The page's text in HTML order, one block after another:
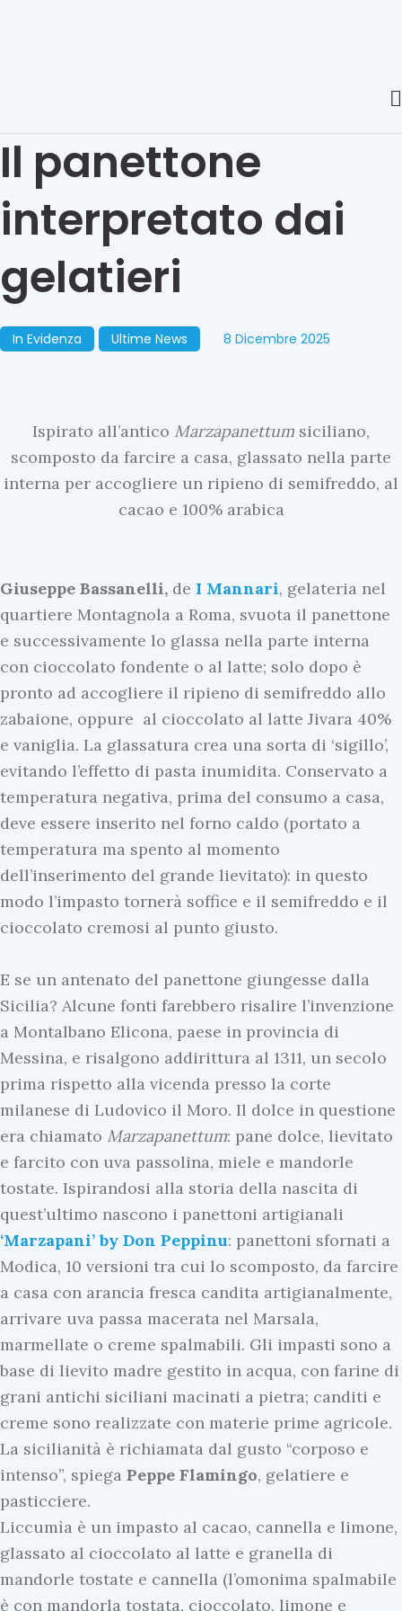
Il panettone
interpretato dai
gelatieri
In Evidenza Ultime News 8 Dicembre 2025
Ispirato all’antico Marzapanettum siciliano,
scomposto da farcire a casa, glassato nella parte
interna per accogliere un ripieno di semifreddo, al
cacao e 100% arabica
Giuseppe Bassanelli, de I Mannari, gelateria nel
quartiere Montagnola a Roma, svuota il panettone
e successivamente lo glassa nella parte interna
con cioccolato fondente o al latte; solo dopo è
pronto ad accogliere il ripieno di semifreddo allo
zabaione, oppure al cioccolato al latte Jivara 40%
e vaniglia. La glassatura crea una sorta di ‘sigillo’,
evitando l’effetto di pasta inumidita. Conservato a
temperatura negativa, prima del consumo a casa,
deve essere inserito nel forno caldo (portato a
temperatura ma spento al momento
dell’inserimento del grande lievitato): in questo
modo l’impasto tornerà soffice e il semifreddo e il
cioccolato cremosi al punto giusto.
E se un antenato del panettone giungesse dalla
Sicilia? Alcune fonti farebbero risalire l’invenzione
a Montalbano Elicona, paese in provincia di
Messina, e risalgono addirittura al 1311, un secolo
prima rispetto alla vicenda presso la corte
milanese di Ludovico il Moro. Il dolce in questione
era chiamato Marzapanettum: pane dolce, lievitato
e farcito con uva passolina, miele e mandorle
tostate. Ispirandosi alla storia della nascita di
quest’ultimo nascono i panettoni artigianali
‘Marzapani’ by Don Peppinu: panettoni sfornati a
Modica, 10 versioni tra cui lo scomposto, da farcire
a casa con arancia fresca candita artigianalmente,
arrivare uva passa macerata nel Marsala,
marmellate o creme spalmabili. Gli impasti sono a
base di lievito madre gestito in acqua, con farine di
grani antichi siciliani macinati a pietra; canditi e
creme sono realizzate con materie prime agricole.
La sicilianità è richiamata dal gusto “corposo e
intenso”, spiega Peppe Flamingo, gelatiere e
pasticciere.
Liccumìa è un impasto al cacao, cannella e limone,
glassato al cioccolato al latte e granella di
mandorle tostate e cannella (l’omonima spalmabile
è con mandorla tostata, cioccolato, limone e